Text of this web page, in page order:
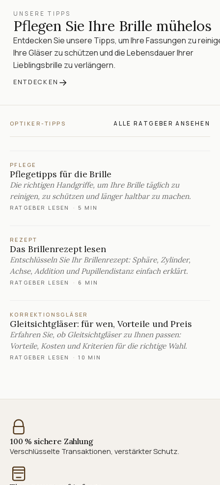
UNSERE TIPPS
Pflegen Sie Ihre Brille mühelos
Entdecken Sie unsere Tipps, um Ihre Fassungen zu
Ihre Gläser zu schützen und die Lebensdauer Ihrer
Lieblingsbrille zu verlängern.
ENTDECKEN →
OPTIKER-TIPPS ALLE RATGEBER ANSEHEN
PFLEGE
Pflegetipps für die Brille
Die richtigen Handgriffe, um Ihre Brille täglich zu
reinigen, zu schützen und länger haltbar zu machen.
RATGEBER LESEN · 5 MIN
REZEPT
Das Brillenrezept lesen
Entschlüsseln Sie Ihr Brillenrezept: Sphäre, Zylinder,
Achse, Addition und Pupillendistanz einfach erklärt.
RATGEBER LESEN · 6 MIN
KORREKTIONSGLÄSER
Gleitsichtgläser: für wen, Vorteile und Preis
Erfahren Sie, ob Gleitsichtgläser zu Ihnen passen:
Vorteile, Kosten und Kriterien für die richtige Wahl.
RATGEBER LESEN · 10 MIN
100 % sichere Zahlung
Verschlüsselte Transaktionen, verstärkter Schutz.